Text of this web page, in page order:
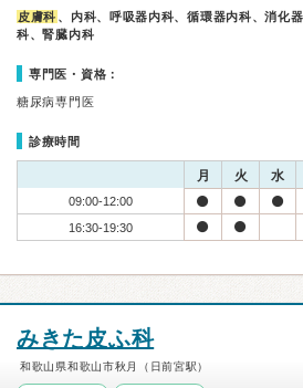
皮膚科 、内科、呼吸器内科、循環器内科、消化
科、腎臓内科
専門医・資格：
糖尿病専門医
診療時間
月 火 水
09:00-12:00
16:30-19:30
みきた皮ふ科
和歌山県和歌山市秋月（日前宮駅）